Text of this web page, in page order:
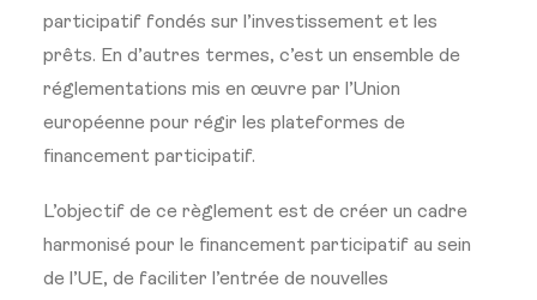
participatif fondés sur l’investissement et les
prêts. En d’autres termes, c’est un ensemble de
réglementations mis en œuvre par l’Union
européenne pour régir les plateformes de
financement participatif.
L’objectif de ce règlement est de créer un cadre
harmonisé pour le financement participatif au sein
de l’UE, de faciliter l’entrée de nouvelles